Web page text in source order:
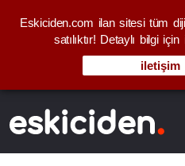
Eskiciden.com ilan sitesi tüm
satılıktır! Detaylı bilgi
iletişim